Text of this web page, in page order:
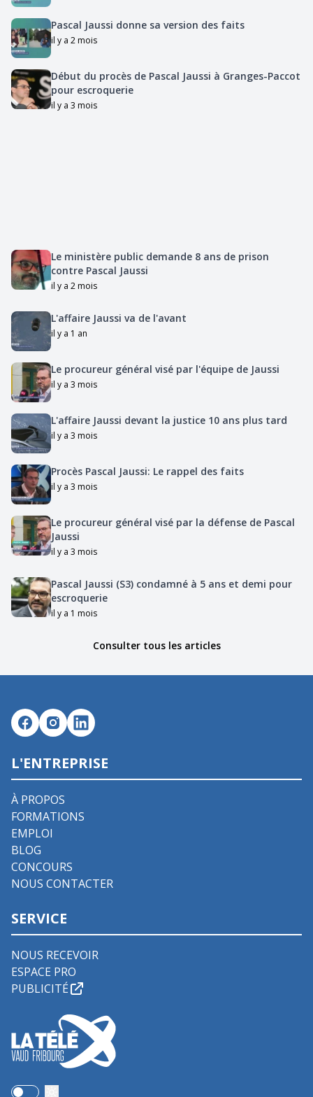
Pascal Jaussi donne sa version des faits
il y a 2 mois
Début du procès de Pascal Jaussi à Granges-Paccot
pour escroquerie
il y a 3 mois
Le ministère public demande 8 ans de prison
contre Pascal Jaussi
il y a 2 mois
L'affaire Jaussi va de l'avant
il y a 1 an
Le procureur général visé par l'équipe de Jaussi
il y a 3 mois
L'affaire Jaussi devant la justice 10 ans plus tard
il y a 3 mois
Procès Pascal Jaussi: Le rappel des faits
il y a 3 mois
Le procureur général visé par la défense de Pascal
Jaussi
il y a 3 mois
Pascal Jaussi (S3) condamné à 5 ans et demi pour
escroquerie
il y a 1 mois
Consulter tous les articles
L'ENTREPRISE
À PROPOS
FORMATIONS
EMPLOI
BLOG
CONCOURS
NOUS CONTACTER
SERVICE
NOUS RECEVOIR
ESPACE PRO
PUBLICITÉ